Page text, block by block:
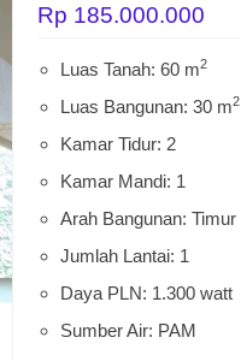
Rp 185.000.000
Luas Tanah: 60 m2
Luas Bangunan: 30 m2
Kamar Tidur: 2
Kamar Mandi: 1
Arah Bangunan: Timur
Jumlah Lantai: 1
Daya PLN: 1.300 watt
Sumber Air: PAM